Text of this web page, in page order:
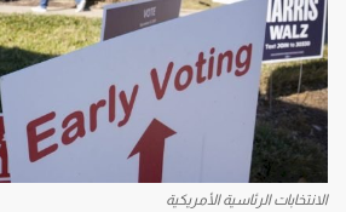
الانتخابات الرئاسية الأمريكية